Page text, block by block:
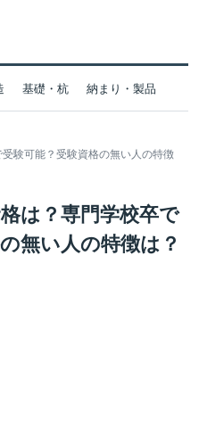
基礎・杭 納まり・製品
験可能？受験資格の無い人の特徴
は？専門学校卒で
無い人の特徴は？